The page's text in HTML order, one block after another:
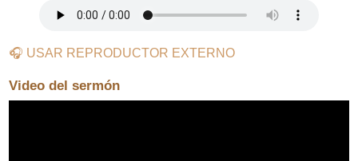
🎧 USAR REPRODUCTOR EXTERNO
Video del sermón